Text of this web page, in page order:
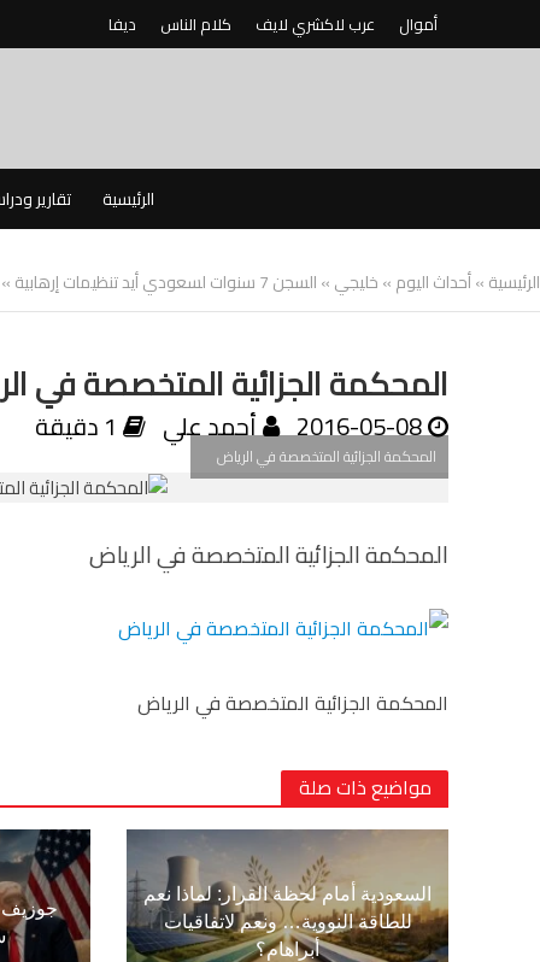
أموال عرب لاكشري لايف كلام الناس ديفا
الرئيسية تقارير
الرئيسية»أحداث اليوم»خليجي»السجن 7 سنوات لسعودي أيد تنظيمات إرهابية »
المحكمة الجزائية المتخصصة في
2016-05-08 أحمد علي 1 دقيقة
المحكمة الجزائية المتخصصة في الرياض
المحكمة الجزائية المتخصصة في الرياض
المحكمة الجزائية المتخصصة في الرياض
مواضيع ذات صلة
السعودية أمام لحظة القرار: لماذا نعم
للطاقة النووية… ونعم لاتفاقيات
أبراهام؟
جوزيف